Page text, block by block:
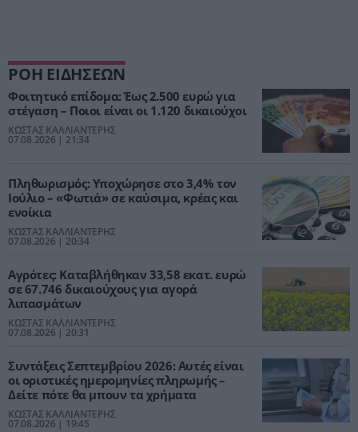
ΡΟΗ ΕΙΔΗΣΕΩΝ
Φοιτητικό επίδομα: Έως 2.500 ευρώ για
στέγαση – Ποιοι είναι οι 1.120 δικαιούχοι
ΚΩΣΤΑΣ ΚΑΛΛΙΑΝΤΕΡΗΣ
07.08.2026 | 21:34
Πληθωρισμός: Υποχώρησε στο 3,4% τον
Ιούλιο – «Φωτιά» σε καύσιμα, κρέας και
ενοίκια
ΚΩΣΤΑΣ ΚΑΛΛΙΑΝΤΕΡΗΣ
07.08.2026 | 20:34
Αγρότες: Καταβλήθηκαν 33,58 εκατ. ευρώ
σε 67.746 δικαιούχους για αγορά
λιπασμάτων
ΚΩΣΤΑΣ ΚΑΛΛΙΑΝΤΕΡΗΣ
07.08.2026 | 20:31
Συντάξεις Σεπτεμβρίου 2026: Αυτές είναι
οι οριστικές ημερομηνίες πληρωμής –
Δείτε πότε θα μπουν τα χρήματα
ΚΩΣΤΑΣ ΚΑΛΛΙΑΝΤΕΡΗΣ
07.08.2026 | 19:45